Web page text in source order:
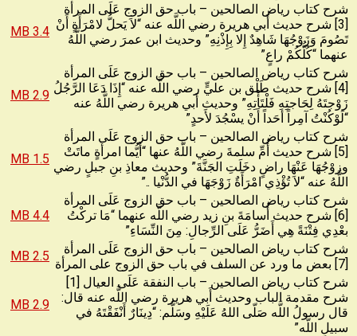
شرح كتاب رياض الصالحين – باب حق الزوج عَلَى المرأة
[3] شرح حديث أَبي هريرة رضي اللَّه عنه “لاَ يَحلُّ لامْرَأَةٍ أَنْ
تَصُومَ وَزَوْجُهَا شَاهِدٌ إِلا بِإِذْنِهِ” وحديث ابن عمرَ رضي اللَّهُ
عنهما “كُلُّكُمْ راعٍ”
3.4 MB
شرح كتاب رياض الصالحين – باب حق الزوج عَلَى المرأة
[4] شرح حديث طَلْق بن عليٍّ رضي اللَّه عنه “إِذَا دَعَا الرَّجُلُ
زَوْجتَهُ لِحَاجتِهِ فَلْتَأْتِهِ” وحديث أَبي هريرة رضي اللَّهُ عنه
“لَوْكُنْتُ آمِراً أحَداً أَنْ يسْجُدَ لأَحدٍ”
2.9 MB
شرح كتاب رياض الصالحين – باب حق الزوج عَلَى المرأة
[5] شرح حديث أُمِّ سلمةَ رضي اللَّهُ عنها “أَيُّما امرأَةٍ ماتَتْ
وزوْجُهَا عَنْهَا راضٍ دخَلَتِ الجَنَّةَ” وحديث معاذِ بنِ جبلٍ رضي
اللَّهُ عنه “لاَ تُؤْذِي امْرَأَةٌ زَوْجَهَا في الدُّنْيا ..”
1.5 MB
شرح كتاب رياض الصالحين – باب حق الزوج عَلَى المرأة
[6] شرح حديث أُسامَةَ بنِ زيد رضي اللَّه عنهما “مَا تركْتُ
بعْدِي فِتْنَةً هِي أَضَرُّ عَلَى الرِّجالِ: مِنَ النِّسَاءِ”
4.4 MB
شرح كتاب رياض الصالحين – باب حق الزوج عَلَى المرأة
[7] بعض ما ورد عن السلف في باب حق الزوج على المرأة
2.5 MB
شرح كتاب رياض الصالحين – باب النفقة عَلَى العيال [1]
شرح مقدمة الباب وحديث أَبي هريرة رضي اللَّه عنه قال:
قال رسولُ اللَّه صَلّى اللهُ عَلَيْهِ وسَلَّم: “دِينَارٌ أَنْفَقْتَهُ في
سبيلِ اللَّه”
2.9 MB